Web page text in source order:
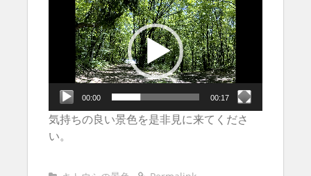
ヤ
00:00 00:17
気持ちの良い景色を是非見に来てくださ
い。